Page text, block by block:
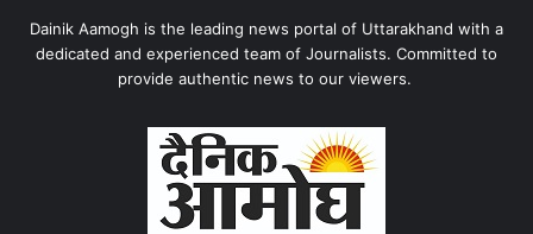
Dainik Aamogh is the leading news portal of Uttarakhand with a
dedicated and experienced team of Journalists. Committed to
provide authentic news to our viewers.